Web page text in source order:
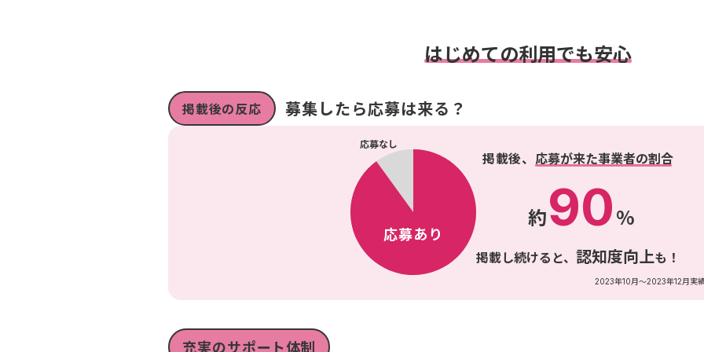
はじめての利用でも安心
掲載後の反応 募集したら応募は来る？
応募なし
応募あり
掲載後、 応募が来た事業者の割合
約90%
掲載し続けると、 認知度向上も！
2023年10月～2023年12月実
充実のサポート体制